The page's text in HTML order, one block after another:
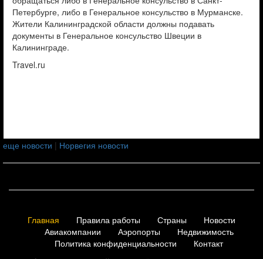
Петербурге, либо в Генеральное консульство в Мурманске.
Жители Калининградской области должны подавать
документы в Генеральное консульство Швеции в
Калининграде.
Travel.ru
еще новости | Норвегия новости
Главная Правила работы Страны
Новости
Авиакомпании
Аэропорты
Недвижимость
Политика конфиденциальности
Контакт